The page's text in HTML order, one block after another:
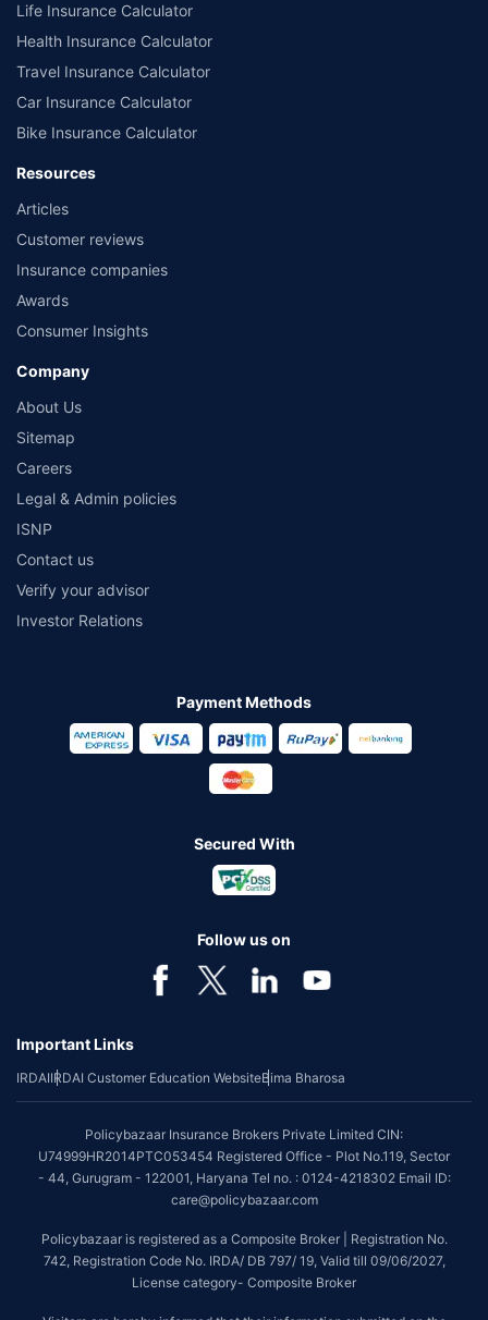
Life Insurance Calculator
Health Insurance Calculator
Travel Insurance Calculator
Car Insurance Calculator
Bike Insurance Calculator
Resources
Articles
Customer reviews
Insurance companies
Awards
Consumer Insights
Company
About Us
Sitemap
Careers
Legal & Admin policies
ISNP
Contact us
Verify your advisor
Investor Relations
Payment Methods
Secured With
Follow us on
Important Links
IRDAIIRDAI Customer Education WebsiteBima Bharosa
Policybazaar Insurance Brokers Private Limited CIN:
U74999HR2014PTC053454 Registered Office - Plot No.119, Sector
- 44, Gurugram - 122001, Haryana Tel no. : 0124-4218302 Email ID:
care@policybazaar.com
Policybazaar is registered as a Composite Broker | Registration No.
742, Registration Code No. IRDA/ DB 797/ 19, Valid till 09/06/2027,
License category- Composite Broker